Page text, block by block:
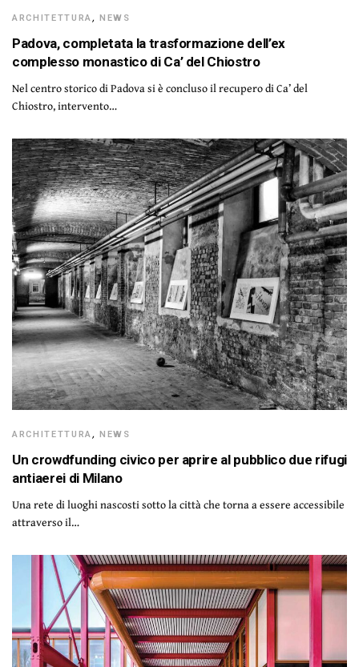
ARCHITETTURA, NEWS
Padova, completata la trasformazione dell’ex
complesso monastico di Ca’ del Chiostro
Nel centro storico di Padova si è concluso il recupero di Ca’ del
Chiostro, intervento…
ARCHITETTURA, NEWS
Un crowdfunding civico per aprire al pubblico due rifugi
antiaerei di Milano
Una rete di luoghi nascosti sotto la città che torna a essere accessibile
attraverso il…